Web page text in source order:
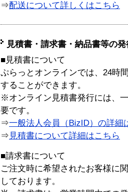
⇒配送について詳しくはこちら
見積書・請求書・納品書等の
■見積書について
ぷらっとオンラインでは、24時
することができます。
※オンライン見積書発行には、
要です。
⇒一般法人会員（BizID）の詳細
⇒ 見積書について詳細はこちら
■請求書について
ご注文時に希望されたお客様に
しております。